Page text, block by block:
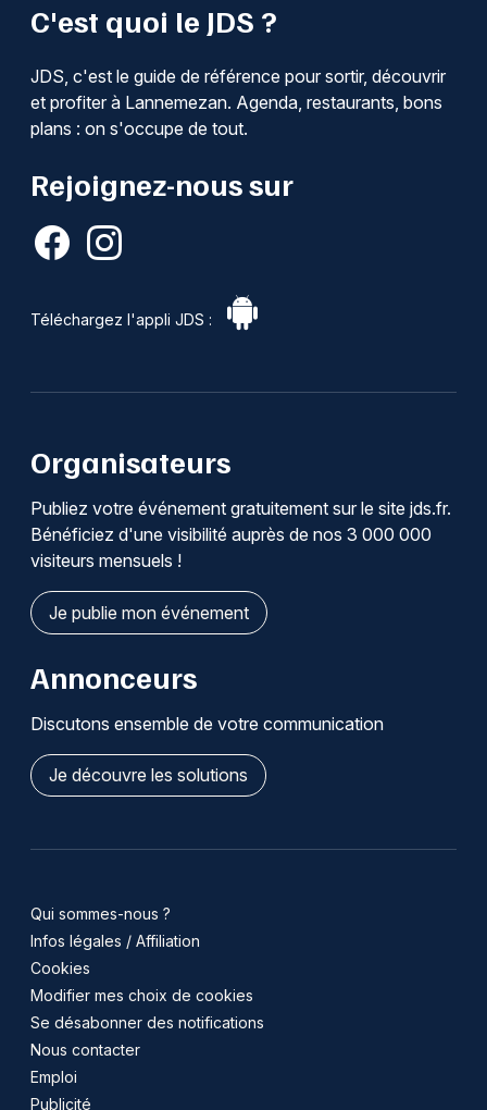
C'est quoi le JDS ?
JDS, c'est le guide de référence pour sortir, découvrir
et profiter à Lannemezan. Agenda, restaurants, bons
plans : on s'occupe de tout.
Rejoignez-nous sur
Téléchargez l'appli JDS :
Organisateurs
Publiez votre événement gratuitement sur le site jds.fr.
Bénéficiez d'une visibilité auprès de nos 3 000 000
visiteurs mensuels !
Je publie mon événement
Annonceurs
Discutons ensemble de votre communication
Je découvre les solutions
Qui sommes-nous ?
Infos légales / Affiliation
Cookies
Modifier mes choix de cookies
Se désabonner des notifications
Nous contacter
Emploi
Publicité